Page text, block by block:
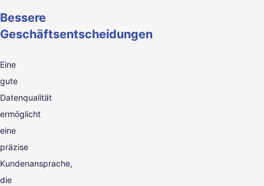
Bessere
Geschäftsentscheidungen
Eine
gute
Datenqualität
ermöglicht
eine
präzise
Kundenansprache,
die